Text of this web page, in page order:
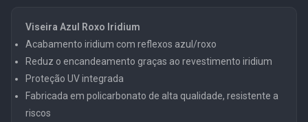
Viseira Azul Roxo Iridium
Acabamento iridium com reflexos azul/roxo
Reduz o encandeamento graças ao revestimento iridium
Proteção UV integrada
Fabricada em policarbonato de alta qualidade, resistente a
riscos